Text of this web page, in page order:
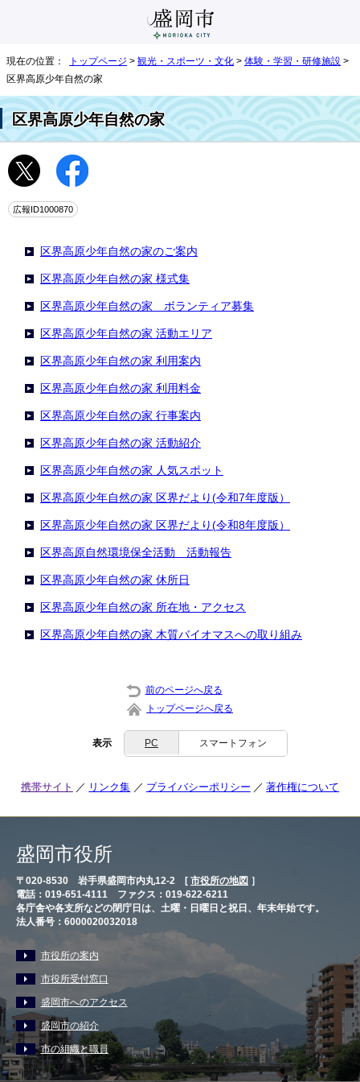
現在の位置： トップページ > 観光・スポーツ・文化 > 体験・学習・研修施設 >
区界高原少年自然の家
区界高原少年自然の家
広報ID1000870
区界高原少年自然の家のご案内
区界高原少年自然の家 様式集
区界高原少年自然の家 ボランティア募集
区界高原少年自然の家 活動エリア
区界高原少年自然の家 利用案内
区界高原少年自然の家 利用料金
区界高原少年自然の家 行事案内
区界高原少年自然の家 活動紹介
区界高原少年自然の家 人気スポット
区界高原少年自然の家 区界だより(令和7年度版）
区界高原少年自然の家 区界だより(令和8年度版）
区界高原自然環境保全活動 活動報告
区界高原少年自然の家 休所日
区界高原少年自然の家 所在地・アクセス
区界高原少年自然の家 木質バイオマスへの取り組み
前のページへ戻る
トップページへ戻る
表示 PC スマートフォン
携帯サイト リンク集 プライバシーポリシー 著作権について
盛岡市役所
〒020-8530 岩手県盛岡市内丸12-2 [ 市役所の地図 ］
電話：019-651-4111 ファクス：019-622-6211
各庁舎や各支所などの閉庁日は、土曜・日曜日と祝日、年末年始です。
法人番号：6000020032018
市役所の案内
市役所受付窓口
盛岡市へのアクセス
盛岡市の紹介
市の組織と職員